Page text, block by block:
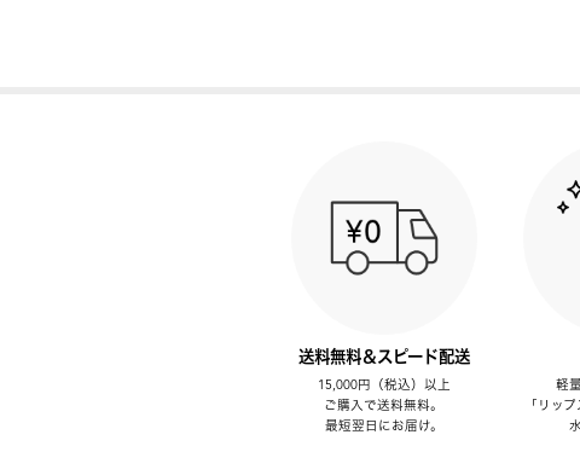
送料無料＆スピード配送
15,000円（税込）以上
ご購入で送料無料。
最短翌日にお届け。
軽
「リッ